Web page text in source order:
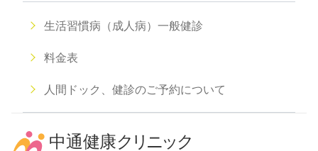
生活習慣病（成人病）一般健診
料金表
人間ドック、健診のご予約について